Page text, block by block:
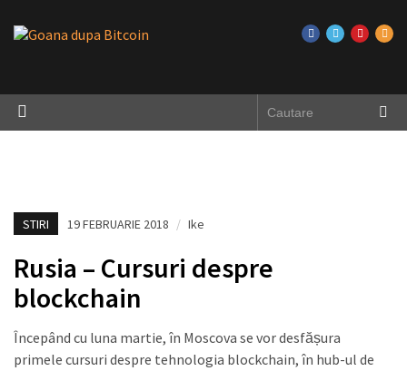
STIRI 19 FEBRUARIE 2018 / Ike
Rusia – Cursuri despre
blockchain
Începând cu luna martie, în Moscova se vor desfășura
primele cursuri despre tehnologia blockchain, în hub-ul de